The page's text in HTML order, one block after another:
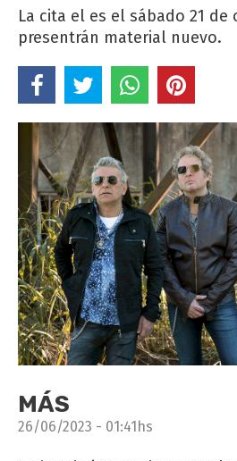
La cita el es el sábado 21 de
presentrán material nuevo.
MÁS
26/06/2023 - 01:41hs